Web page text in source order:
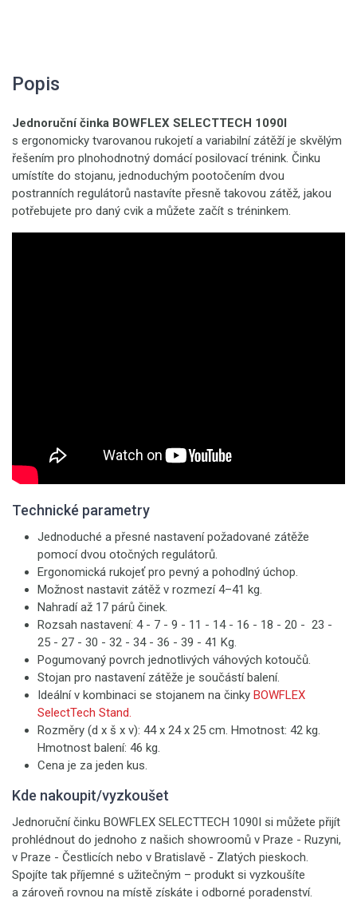
Popis
Jednoruční činka BOWFLEX SELECTTECH 1090I
s ergonomicky tvarovanou rukojetí a variabilní zátěží je skvělým
řešením pro plnohodnotný domácí posilovací trénink. Činku
umístíte do stojanu, jednoduchým pootočením dvou
postranních regulátorů nastavíte přesně takovou zátěž, jakou
potřebujete pro daný cvik a můžete začít s tréninkem.
Technické parametry
Jednoduché a přesné nastavení požadované zátěže
pomocí dvou otočných regulátorů.
Ergonomická rukojeť pro pevný a pohodlný úchop.
Možnost nastavit zátěž v rozmezí 4–41 kg.
Nahradí až 17 párů činek.
Rozsah nastavení: 4 - 7 - 9 - 11 - 14 - 16 - 18 - 20 - 23 -
25 - 27 - 30 - 32 - 34 - 36 - 39 - 41 Kg.
Pogumovaný povrch jednotlivých váhových kotoučů.
Stojan pro nastavení zátěže je součástí balení.
Ideální v kombinaci se stojanem na činky BOWFLEX
SelectTech Stand.
Rozměry (d x š x v): 44 x 24 x 25 cm. Hmotnost: 42 kg.
Hmotnost balení: 46 kg.
Cena je za jeden kus.
Kde nakoupit/vyzkoušet
Jednoruční činku BOWFLEX SELECTTECH 1090I si můžete přijít
prohlédnout do jednoho z našich showroomů v Praze - Ruzyni,
v Praze - Čestlicích nebo v Bratislavě - Zlatých pieskoch.
Spojíte tak příjemné s užitečným – produkt si vyzkoušíte
a zároveň rovnou na místě získáte i odborné poradenství.